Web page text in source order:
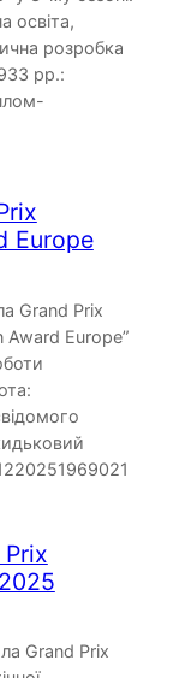
освіта,
розробка
рр.:
Europe
Grand Prix
Award Europe”
Grand Prix